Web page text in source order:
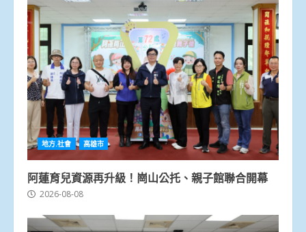
地方.社會 高雄市
阿蓮育兒資源再升級！崗山公托、親子館聯合開幕
2026-08-08